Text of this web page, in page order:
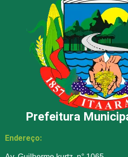
Prefeitura
Endereço: